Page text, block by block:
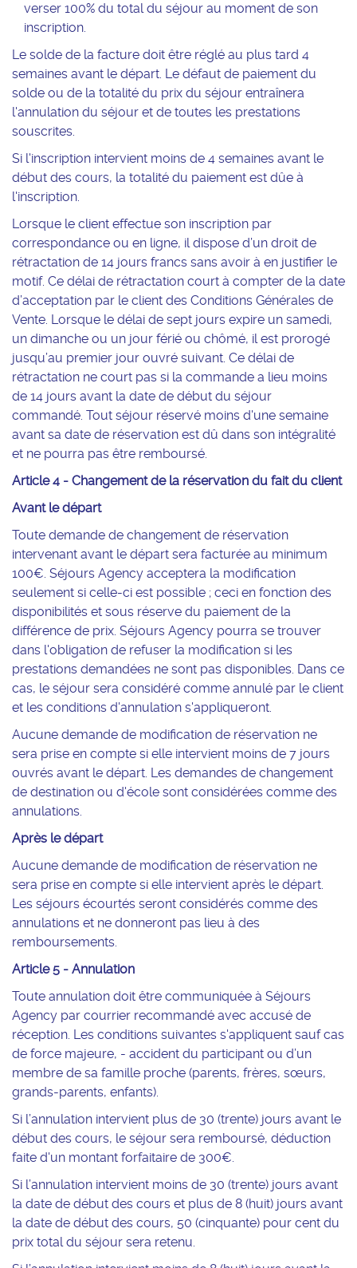
verser 100% du total du séjour au moment de son
inscription.
Le solde de la facture doit être réglé au plus tard 4
semaines avant le départ. Le défaut de paiement du
solde ou de la totalité du prix du séjour entraînera
l'annulation du séjour et de toutes les prestations
souscrites.
Si l'inscription intervient moins de 4 semaines avant le
début des cours, la totalité du paiement est dûe à
l'inscription.
Lorsque le client effectue son inscription par
correspondance ou en ligne, il dispose d’un droit de
rétractation de 14 jours francs sans avoir à en justifier le
motif. Ce délai de rétractation court à compter de la date
d’acceptation par le client des Conditions Générales de
Vente. Lorsque le délai de sept jours expire un samedi,
un dimanche ou un jour férié ou chômé, il est prorogé
jusqu’au premier jour ouvré suivant. Ce délai de
rétractation ne court pas si la commande a lieu moins
de 14 jours avant la date de début du séjour
commandé. Tout séjour réservé moins d'une semaine
avant sa date de réservation est dû dans son intégralité
et ne pourra pas être remboursé.
Article 4 - Changement de la réservation du fait du client
Avant le départ
Toute demande de changement de réservation
intervenant avant le départ sera facturée au minimum
100€. Séjours Agency acceptera la modification
seulement si celle-ci est possible ; ceci en fonction des
disponibilités et sous réserve du paiement de la
différence de prix. Séjours Agency pourra se trouver
dans l'obligation de refuser la modification si les
prestations demandées ne sont pas disponibles. Dans ce
cas, le séjour sera considéré comme annulé par le client
et les conditions d'annulation s'appliqueront.
Aucune demande de modification de réservation ne
sera prise en compte si elle intervient moins de 7 jours
ouvrés avant le départ. Les demandes de changement
de destination ou d'école sont considérées comme des
annulations.
Après le départ
Aucune demande de modification de réservation ne
sera prise en compte si elle intervient après le départ.
Les séjours écourtés seront considérés comme des
annulations et ne donneront pas lieu à des
remboursements.
Article 5 - Annulation
Toute annulation doit être communiquée à Séjours
Agency par courrier recommandé avec accusé de
réception. Les conditions suivantes s'appliquent sauf cas
de force majeure, - accident du participant ou d’un
membre de sa famille proche (parents, frères, sœurs,
grands-parents, enfants).
Si l’annulation intervient plus de 30 (trente) jours avant le
début des cours, le séjour sera remboursé, déduction
faite d'un montant forfaitaire de 300€.
Si l’annulation intervient moins de 30 (trente) jours avant
la date de début des cours et plus de 8 (huit) jours avant
la date de début des cours, 50 (cinquante) pour cent du
prix total du séjour sera retenu.